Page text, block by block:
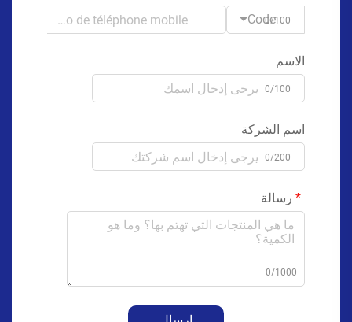
Code0/100
الاسم
0/100
اسم الشركة
0/200
رسالة
0/1000